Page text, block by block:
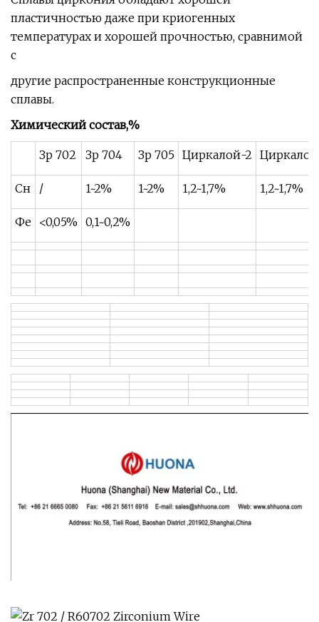
пластичностью даже при криогенных
температурах и хорошей прочностью, сравнимой
с
другие распространенные конструкционные
сплавы.
Химический состав,%
Зр 702 Зр 704 Зр 705 Циркалой-2
Сн / 1~2% 1~2% 1,2~1,7% 1,2~1,7%
Фе <0,05% 0,1~0,2%